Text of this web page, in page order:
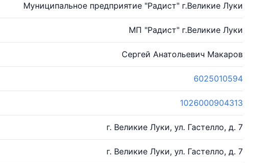
Муниципальное предприятие "Радист" г.Великие Луки
МП "Радист" г.Великие Луки
Сергей Анатольевич Макаров
6025010594
1026000904313
г. Великие Луки, ул. Гастелло, д. 7
г. Великие Луки, ул. Гастелло, д. 7